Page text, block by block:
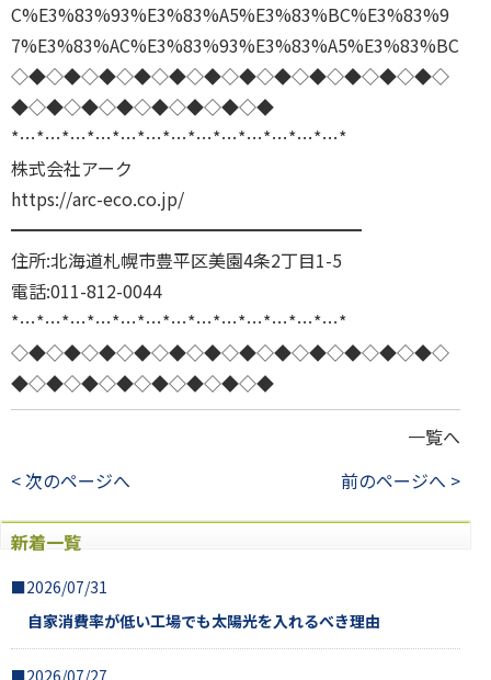
C%E3%83%93%E3%83%A5%E3%83%BC%E3%83%9
7%E3%83%AC%E3%83%93%E3%83%A5%E3%83%BC
◇◆◇◆◇◆◇◆◇◆◇◆◇◆◇◆◇◆◇◆◇◆◇◆◇
◆◇◆◇◆◇◆◇◆◇◆◇◆◇◆
*…*…*…*…*…*…*…*…*…*…*…*…*…*
株式会社アーク
https://arc-eco.co.jp/
━━━━━━━━━━━━━━━━━━━━
住所:北海道札幌市豊平区美園4条2丁目1-5
電話:011-812-0044
*…*…*…*…*…*…*…*…*…*…*…*…*…*
◇◆◇◆◇◆◇◆◇◆◇◆◇◆◇◆◇◆◇◆◇◆◇◆◇
◆◇◆◇◆◇◆◇◆◇◆◇◆◇◆
一覧へ
< 次のページへ
前のページへ >
新着一覧
■2026/07/31
自家消費率が低い工場でも太陽光を入れるべき理由
■2026/07/27